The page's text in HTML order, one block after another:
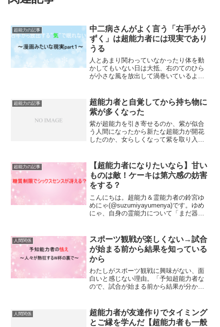
超能力の記事
中二病さんがよく言う「右手がう
ずく」は超能力者には現実であり
うる
人とあまり関わっていなかったり体を動
かしてもいない日は大抵、右のてのひら
が小さな風を放出して渦巻いているよう
を覚えます。体からエネルギーが放出さ
れ、右手がうずきます。
超能力の記事
超能力者と自覚してから持ち物に
紫が多くなった
紫が超能力を引き寄せるのか、紫が似合
う人間になったから新たな超能力が開花
したのか、女らしくなって紫を取り入れ
ときから紫と縁ができ、使える能力や精
度は前より進化しているんです。
超能力の記事
【超能力者になりたいなら】甘い
ものは敵！ケーキは第六感の妨害
をする？
こんにちは。超能力＆霊能力者の鈴宮ゆ
めにゃ(@suzumiyayumenya)です。ゆめ
にゃ、自身の霊能力について「まだ器が
ような霊能力者の除霊法【同い年の友達
除霊した...
人間関係
スポーツ観戦が楽しくない→試合
が始まる前から結果を知っている
から
わたしがスポーツ観戦に興味がない、面
白いと感じない理由。「予知超能力者な
ので、試合が始まる前から結果が分かっ
が分かっているから見る必要がないので
す。
人間関係
超能力者が友達作りでタイミング
とご縁を学んだ【超能力者も一般